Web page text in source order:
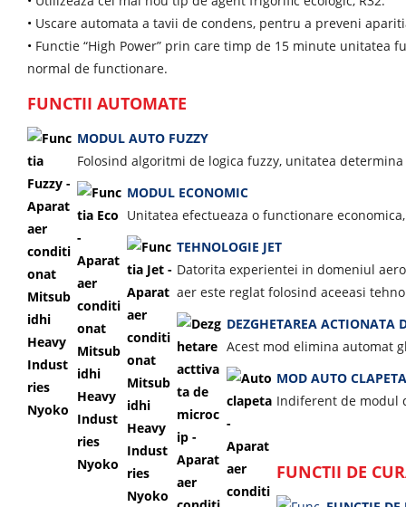
• Uscare automata a tavii de condens, pentru a preveni
• Functie “High Power” prin care timp de 15 minute
normal de functionare.
FUNCTII AUTOMATE
MODUL AUTO FUZZY
Folosind algoritmi de logica fuzzy, unitatea
MODUL ECONOMIC
Unitatea efectueaza o functionare
TEHNOLOGIE JET
Datorita experientei in domeniul
aer este reglat folosind aceeasi
DEZGHETAREA ACTIONATA
Acest mod elimina automat
MOD AUTO CLAPETA
Indiferent de modul
FUNCTII DE